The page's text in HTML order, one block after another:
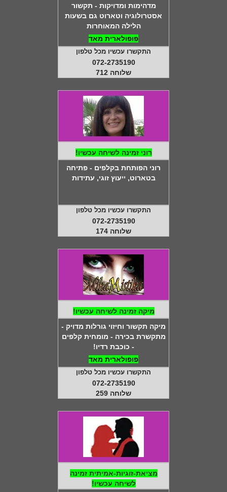
מדהימות ומדויקות - תקשור
אסטרולוגיה וטארוט גם בשעות
הלילה המאוחרות
פופולארית מאד
התקשרו עכשיו מכל טלפון
072-2735190
שלוחה 712
רוני זמינה לשיחה עכשיו!
רוני הפותחת בקלפים - פתיחה
בטארוט, ייעוץ זוגי, עתידות
התקשרו עכשיו מכל טלפון
072-2735190
שלוחה 174
מיקה זמינה לשיחה עכשיו!
מיקה תקשור וחיזוי גורלות מדויק -
מתקשרת בכירה - מומחית קלפים
- כוכבת רדיו!
פופולארית מאד
התקשרו עכשיו מכל טלפון
072-2735190
שלוחה 259
מציאת-זוגיות-אמיתית זמינה
לשיחה עכשיו!